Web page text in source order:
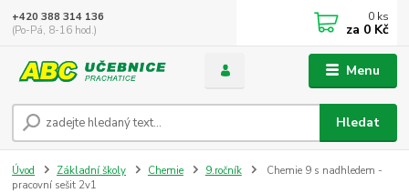
Menu
Hledat
+420 388 314 136
(Po-Pá, 8-16 hod.)
0 ks
za 0 Kč
Úvod Základní školy Chemie 9.ročník
Chemie 9 s nadhledem -
pracovní sešit 2v1